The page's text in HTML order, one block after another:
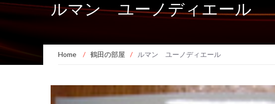
ルマン ユーノディエール
Home / 鶴田の部屋 / ルマン ユーノディエール